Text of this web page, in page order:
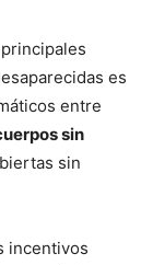
es
entre
sin
sin
incentivos